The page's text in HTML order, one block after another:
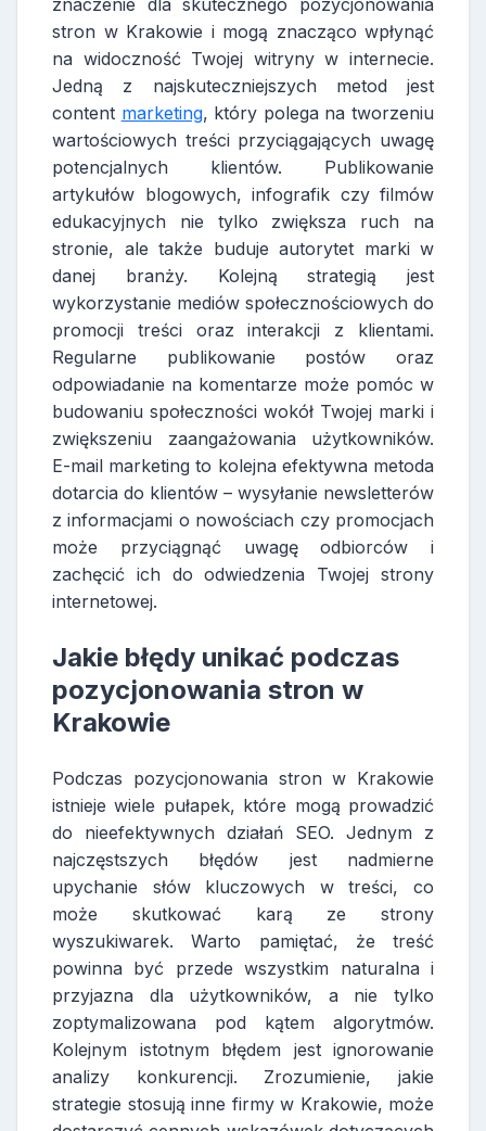
stron w Krakowie i mogą znacząco wpłynąć
na widoczność Twojej witryny w internecie.
Jedną z najskuteczniejszych metod jest
content marketing, który polega na tworzeniu
wartościowych treści przyciągających uwagę
potencjalnych klientów. Publikowanie
artykułów blogowych, infografik czy filmów
edukacyjnych nie tylko zwiększa ruch na
stronie, ale także buduje autorytet marki w
danej branży. Kolejną strategią jest
wykorzystanie mediów społecznościowych do
promocji treści oraz interakcji z klientami.
Regularne publikowanie postów oraz
odpowiadanie na komentarze może pomóc w
budowaniu społeczności wokół Twojej marki i
zwiększeniu zaangażowania użytkowników.
E-mail marketing to kolejna efektywna metoda
dotarcia do klientów – wysyłanie newsletterów
z informacjami o nowościach czy promocjach
może przyciągnąć uwagę odbiorców i
zachęcić ich do odwiedzenia Twojej strony
internetowej.
Jakie błędy unikać podczas
pozycjonowania stron w
Krakowie
Podczas pozycjonowania stron w Krakowie
istnieje wiele pułapek, które mogą prowadzić
do nieefektywnych działań SEO. Jednym z
najczęstszych błędów jest nadmierne
upychanie słów kluczowych w treści, co
może skutkować karą ze strony
wyszukiwarek. Warto pamiętać, że treść
powinna być przede wszystkim naturalna i
przyjazna dla użytkowników, a nie tylko
zoptymalizowana pod kątem algorytmów.
Kolejnym istotnym błędem jest ignorowanie
analizy konkurencji. Zrozumienie, jakie
strategie stosują inne firmy w Krakowie, może